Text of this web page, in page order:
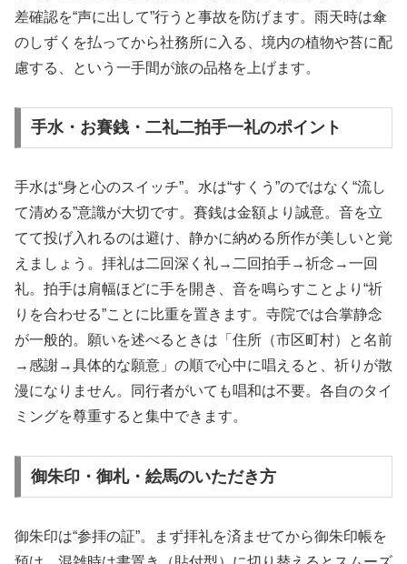
差確認を“声に出して”行うと事故を防げます。雨天時は傘
のしずくを払ってから社務所に入る、境内の植物や苔に配
慮する、という一手間が旅の品格を上げます。
手水・お賽銭・二礼二拍手一礼のポイント
手水は“身と心のスイッチ”。水は“すくう”のではなく“流し
て清める”意識が大切です。賽銭は金額より誠意。音を立
てて投げ入れるのは避け、静かに納める所作が美しいと覚
えましょう。拝礼は二回深く礼→二回拍手→祈念→一回
礼。拍手は肩幅ほどに手を開き、音を鳴らすことより“祈
りを合わせる”ことに比重を置きます。寺院では合掌静念
が一般的。願いを述べるときは「住所（市区町村）と名前
→感謝→具体的な願意」の順で心中に唱えると、祈りが散
漫になりません。同行者がいても唱和は不要。各自のタイ
ミングを尊重すると集中できます。
御朱印・御札・絵馬のいただき方
御朱印は“参拝の証”。まず拝礼を済ませてから御朱印帳を